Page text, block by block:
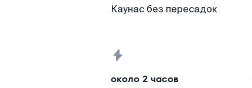
Каунас без пересадок
около 2 часов